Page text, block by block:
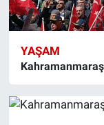
YAŞAM